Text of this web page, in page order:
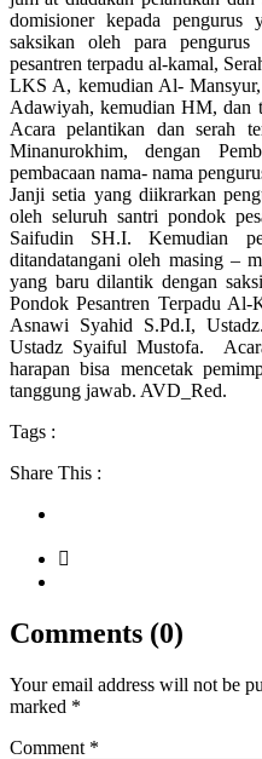
domisioner kepada
saksikan oleh para
pesantren terpadu al-kamal,
LKS A, kemudian Al-
Adawiyah, kemudian HM, dan
Acara pelantikan dan serah
Minanurokhim, dengan
pembacaan nama- nama
Janji setia yang diikrarkan
oleh seluruh santri pondok
Saifudin SH.I. Kemudian
ditandatangani oleh masing –
yang baru dilantik dengan
Pondok Pesantren Terpadu
Asnawi Syahid S.Pd.I,
Ustadz Syaiful Mustofa.
harapan bisa mencetak
tanggung jawab. AVD_Red.
Tags :
Share This :
Comments (0)
Your email address will not be
marked *
Comment *